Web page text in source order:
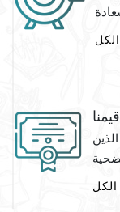
قيمنا
الكل